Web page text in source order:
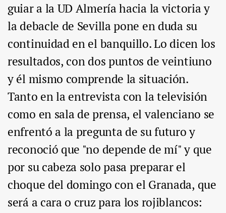
guiar a la UD Almería hacia la victoria y
la debacle de Sevilla pone en duda su
continuidad en el banquillo. Lo dicen los
resultados, con dos puntos de veintiuno
y él mismo comprende la situación.
Tanto en la entrevista con la televisión
como en sala de prensa, el valenciano se
enfrentó a la pregunta de su futuro y
reconoció que "no depende de mí" y que
por su cabeza solo pasa preparar el
choque del domingo con el Granada, que
será a cara o cruz para los rojiblancos: